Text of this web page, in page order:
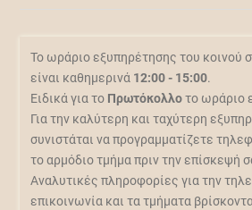
Το ωράριο εξυπηρέτησης του κοινού
είναι καθημερινά 12:00 - 15:00.
Ειδικά για το Πρωτόκολλοτο ωράριο
Για την καλύτερη και ταχύτερη
συνιστάται να προγραμματίζετε
το αρμόδιο τμήμα πριν την επίσκεψή
Αναλυτικές πληροφορίες για την
επικοινωνία και τα τμήματα